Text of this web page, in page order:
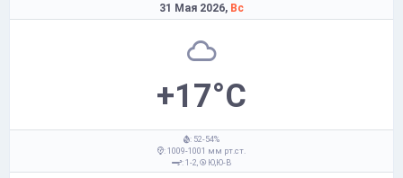
31 Мая 2026, Вс
+17°C
: 52-54%
: 1009-1001 мм рт.ст.
: 1-2,
Ю,Ю-В